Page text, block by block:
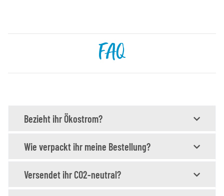
FAQ
Bezieht ihr Ökostrom?
Wie verpackt ihr meine Bestellung?
Versendet ihr CO2-neutral?